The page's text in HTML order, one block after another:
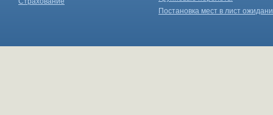
Постановка мест в лист